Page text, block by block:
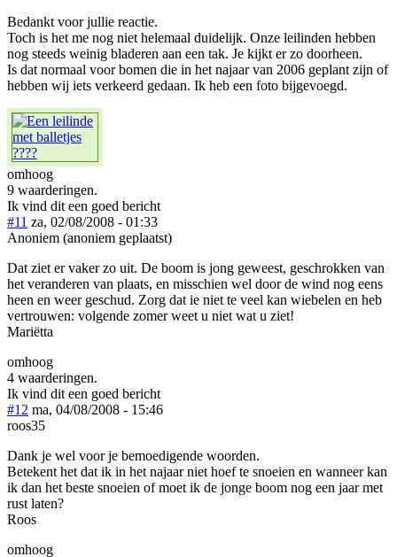
Bedankt voor jullie reactie.
Toch is het me nog niet helemaal duidelijk. Onze leilinden hebben
nog steeds weinig bladeren aan een tak. Je kijkt er zo doorheen.
Is dat normaal voor bomen die in het najaar van 2006 geplant zijn of
hebben wij iets verkeerd gedaan. Ik heb een foto bijgevoegd.
omhoog
9 waarderingen.
Ik vind dit een goed bericht
#11 za, 02/08/2008 - 01:33
Anoniem (anoniem geplaatst)
Dat ziet er vaker zo uit. De boom is jong geweest, geschrokken van
het veranderen van plaats, en misschien wel door de wind nog eens
heen en weer geschud. Zorg dat ie niet te veel kan wiebelen en heb
vertrouwen: volgende zomer weet u niet wat u ziet!
Mariëtta
omhoog
4 waarderingen.
Ik vind dit een goed bericht
#12 ma, 04/08/2008 - 15:46
roos35
Dank je wel voor je bemoedigende woorden.
Betekent het dat ik in het najaar niet hoef te snoeien en wanneer kan
ik dan het beste snoeien of moet ik de jonge boom nog een jaar met
rust laten?
Roos
omhoog